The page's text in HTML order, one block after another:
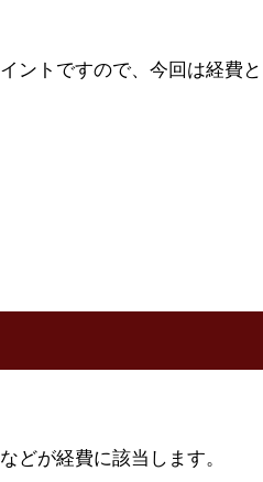
ントですので、今回は経費と
どが経費に該当します。